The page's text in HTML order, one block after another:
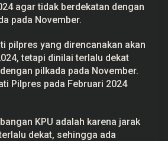
agar tidak berdekatan dengan
pada November.
pilpres yang direncanakan akan
tetapi dinilai terlalu dekat
pilkada pada November.
Pilpres pada Februari 2024
KPU adalah karena jarak
dekat, sehingga ada